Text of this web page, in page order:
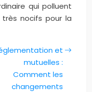
qui polluent
très nocifs pour la
et
mutuelles :
Comment les
changements